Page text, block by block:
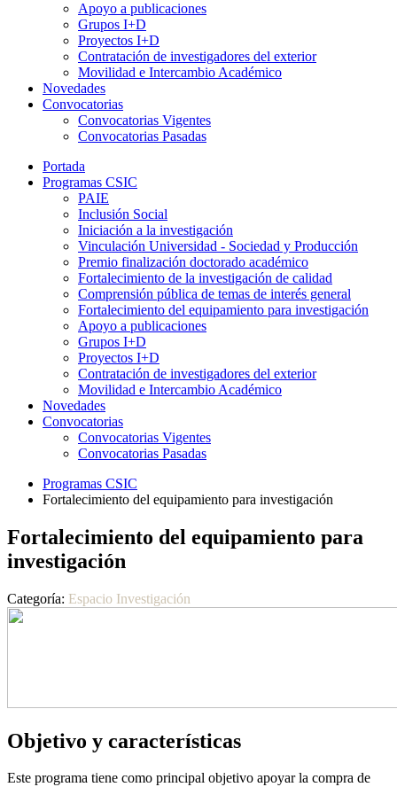
Apoyo a publicaciones
Grupos I+D
Proyectos I+D
Contratación de investigadores del exterior
Movilidad e Intercambio Académico
Novedades
Convocatorias
Convocatorias Vigentes
Convocatorias Pasadas
Portada
Programas CSIC
PAIE
Inclusión Social
Iniciación a la investigación
Vinculación Universidad - Sociedad y Producción
Premio finalización doctorado académico
Fortalecimiento de la investigación de calidad
Comprensión pública de temas de interés general
Fortalecimiento del equipamiento para investigación
Apoyo a publicaciones
Grupos I+D
Proyectos I+D
Contratación de investigadores del exterior
Movilidad e Intercambio Académico
Novedades
Convocatorias
Convocatorias Vigentes
Convocatorias Pasadas
Programas CSIC
Fortalecimiento del equipamiento para investigación
Fortalecimiento del equipamiento para
investigación
Categoría: Espacio Investigación
Objetivo y características
Este programa tiene como principal objetivo apoyar la compra de